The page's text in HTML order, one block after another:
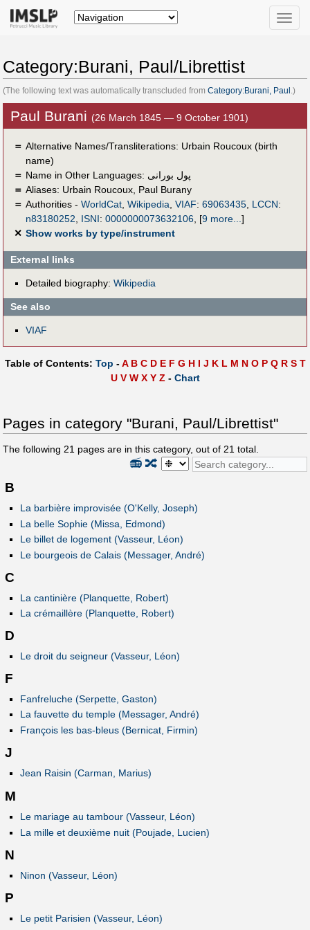
Toggle
Category:Burani, Paul/Librettist
(The following text was automatically transcluded from Category:Burani, Paul .)
Paul Burani (26 March 1845 — 9 October 1901)
＝ Alternative Names/Transliterations: Urbain Roucoux (birth
name)
＝ Name in Other Languages: پول بورانى
＝ Aliases: Urbain Roucoux, Paul Burany
＝ Authorities - WorldCat, Wikipedia VIAF: 69063435, LCCN:
n83180252
ISNI: 0000000073632106, [9 more... ]
✕ Show works by type/instrument
External links
Detailed biography: Wikipedia
See also
VIAF
Table of Contents: Top -A B C D E F G H I J K L M N O P Q R S T
U V W X Y Z- Chart
Pages in category "Burani, Paul/Librettist"
The following 21 pages are in this category, out of 21 total.
🔀
📻
B
La barbière improvisée (O'Kelly, Joseph)
La belle Sophie (Missa, Edmond)
Le billet de logement (Vasseur, Léon)
Le bourgeois de Calais (Messager, André)
C
La cantinière (Planquette, Robert)
La crémaillère (Planquette, Robert)
D
Le droit du seigneur (Vasseur, Léon)
F
Fanfreluche (Serpette, Gaston)
La fauvette du temple (Messager, André)
François les bas-bleus (Bernicat, Firmin)
J
Jean Raisin (Carman, Marius)
M
Le mariage au tambour (Vasseur, Léon)
La mille et deuxième nuit (Poujade, Lucien)
N
Ninon (Vasseur, Léon)
P
Le petit Parisien (Vasseur, Léon)